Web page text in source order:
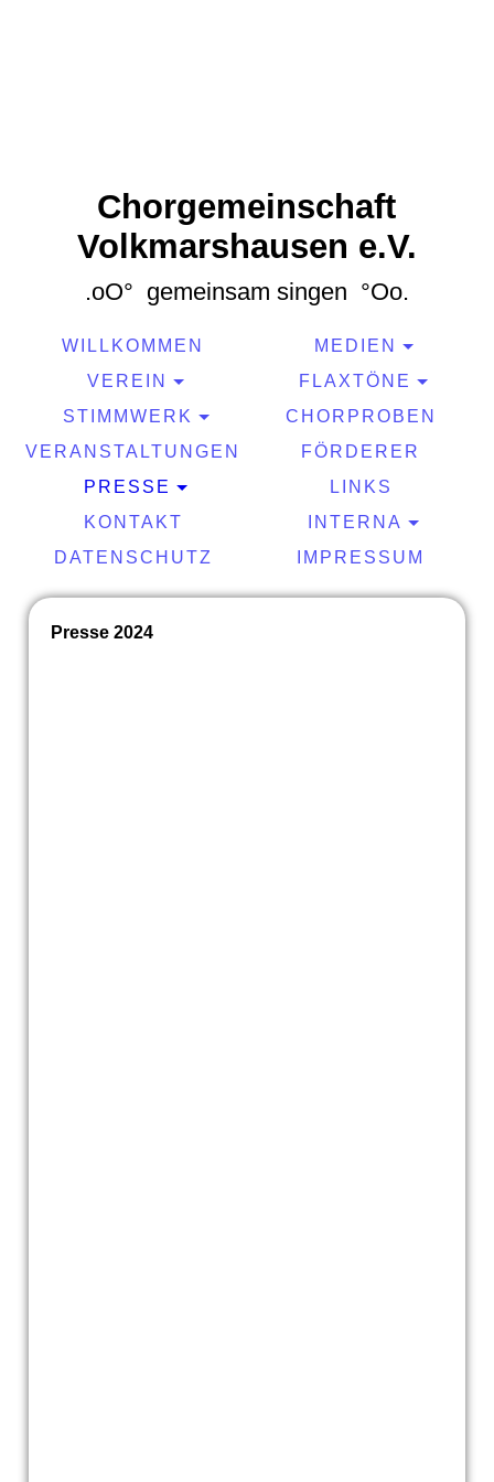
Chorgemeinschaft
Volkmarshausen e.V.
.oO° gemeinsam singen °Oo.
WILLKOMMEN
MEDIEN
VEREIN
FLAXTÖNE
STIMMWERK
CHORPROBEN
VERANSTALTUNGEN
FÖRDERER
PRESSE
LINKS
KONTAKT
INTERNA
DATENSCHUTZ
IMPRESSUM
Presse 2024